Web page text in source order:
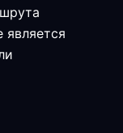
является